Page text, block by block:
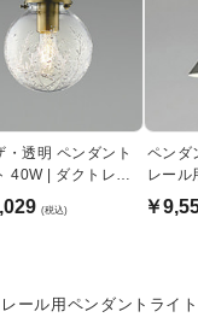
・透明 ペンダント
40W | ダクトレー
(税込)
ペンダ
レール
錐・ブ
￥
ール用ペンダントライ